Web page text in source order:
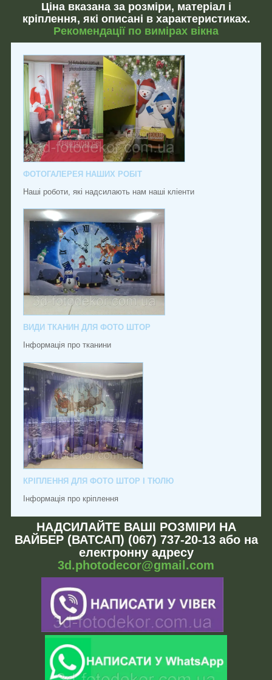
Ціна вказана за розміри, матеріал і
кріплення, які описані в характеристиках.
Рекомендації по вимірах вікна
ФОТОГАЛЕРЕЯ НАШИХ РОБІТ
Наші роботи, які надсилають нам наші кліенти
ВИДИ ТКАНИН ДЛЯ ФОТО ШТОР
Інформація про тканини
КРІПЛЕННЯ ДЛЯ ФОТО ШТОР І ТЮЛЮ
Інформація про кріплення
НАДСИЛАЙТЕ ВАШІ РОЗМІРИ НА
ВАЙБЕР (ВАТСАП) (067) 737-20-13 або на
електронну адресу
3d.photodecor@gmail.com